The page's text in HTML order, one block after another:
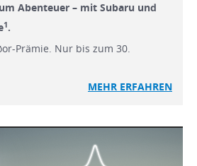
Abenteuer – mit Subaru und
1.
Prämie. Nur bis zum 30.
MEHR ERFAHREN